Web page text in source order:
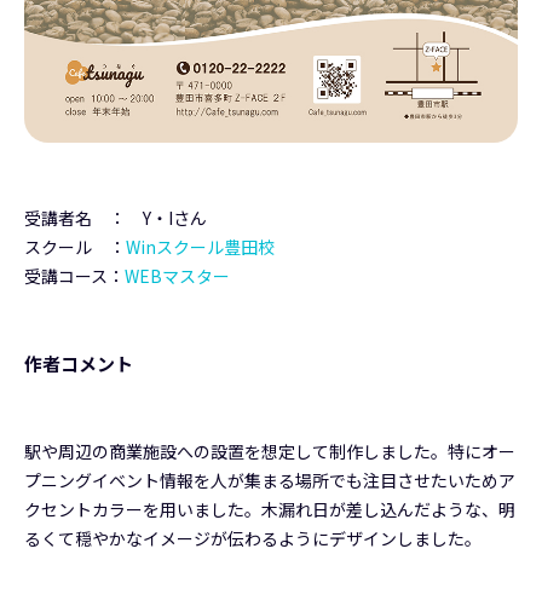
受講者名 ： Y・Iさん
スクール ： Winスクール豊田校
受講コース： WEBマスター
作者コメント
駅や周辺の商業施設への設置を想定して制作しました。特にオー
プニングイベント情報を人が集まる場所でも注目させたいためア
クセントカラーを用いました。木漏れ日が差し込んだような、明
るくて穏やかなイメージが伝わるようにデザインしました。